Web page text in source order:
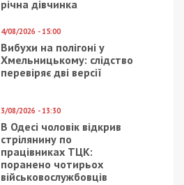
річна дівчинка
4/08/2026 - 15:00
Вибухи на полігоні у
Хмельницькому: слідство
перевіряє дві версії
3/08/2026 - 13:30
В Одесі чоловік відкрив
стрілянину по
працівниках ТЦК:
поранено чотирьох
військовослужбовців